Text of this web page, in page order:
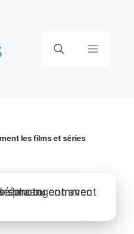
Menu
les films et séries